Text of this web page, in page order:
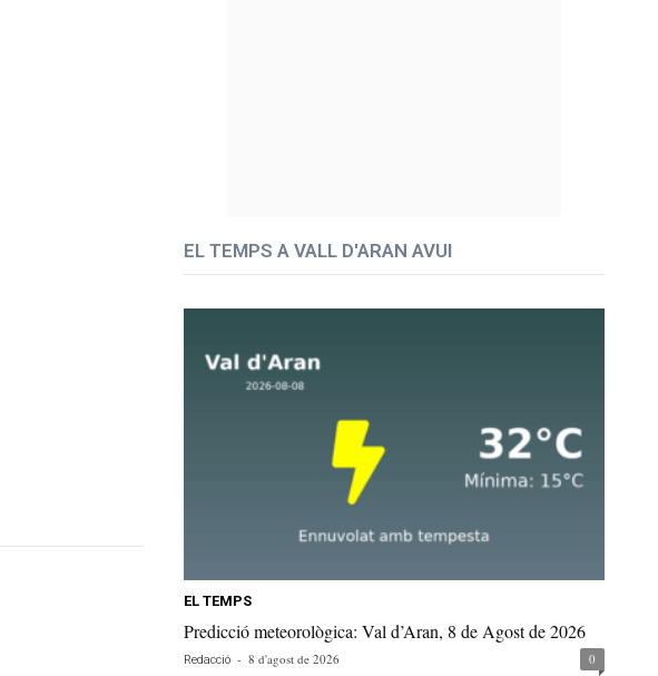
EL TEMPS A VALL D'ARAN AVUI
EL TEMPS
Predicció meteorològica: Val d’Aran, 8 de Agost de 2026
Redacció - 8 d'agost de 2026 0